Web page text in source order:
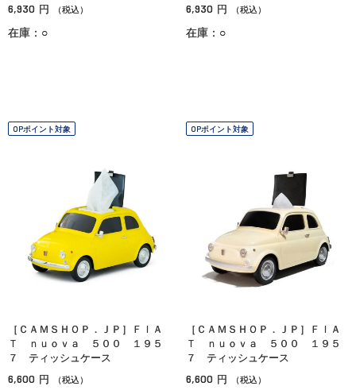
6,930 円 （税込）
在庫：○
6,930 円 （税込）
在庫：○
OPポイント対象
［ＣＡＭＳＨＯＰ．ＪＰ］ＦＩＡ
Ｔ ｎｕｏｖａ ５００ １９５
７ ティッシュケース
6,600 円 （税込）
OPポイント対象
［ＣＡＭＳＨＯＰ．ＪＰ］ＦＩＡ
Ｔ ｎｕｏｖａ ５００ １９５
７ ティッシュケース
6,600 円 （税込）